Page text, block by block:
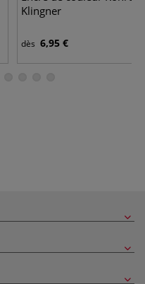
Klingner
dès 6,95 €